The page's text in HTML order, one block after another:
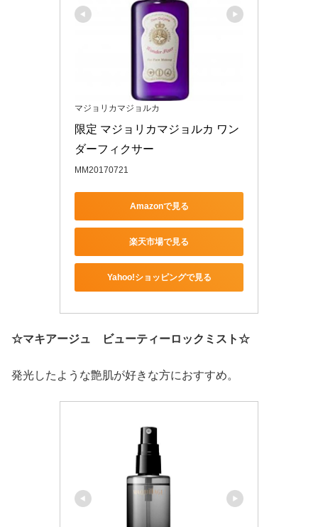
マジョリカマジョルカ
限定 マジョリカマジョルカ ワン
ダーフィクサー
MM20170721
Amazonで見る
楽天市場で見る
Yahoo!ショッピングで見る
☆マキアージュ ビューティーロックミスト☆
発光したような艶肌が好きな方におすすめ。